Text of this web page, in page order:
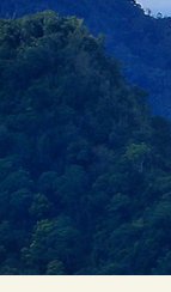
跳
至
主
容